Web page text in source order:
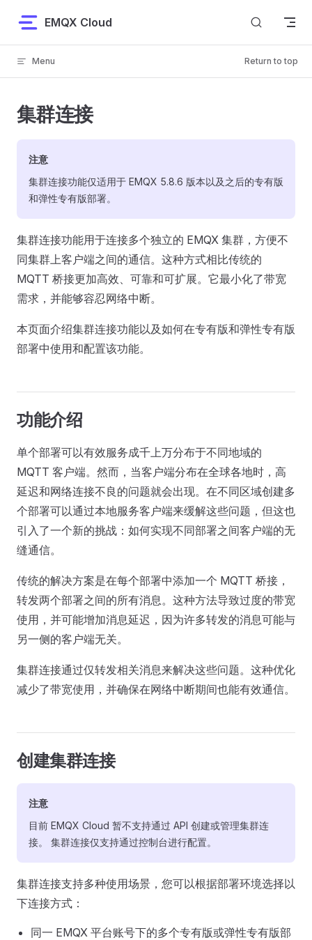
Skip to content
EMQX Cloud
Menu Return to top
集群连接
注意
集群连接功能仅适用于 EMQX 5.8.6 版本以及之后的专有版
和弹性专有版部署。
集群连接功能用于连接多个独立的 EMQX 集群，方便不
同集群上客户端之间的通信。这种方式相比传统的
MQTT 桥接更加高效、可靠和可扩展。它最小化了带宽
需求，并能够容忍网络中断。
本页面介绍集群连接功能以及如何在专有版和弹性专有版
部署中使用和配置该功能。
功能介绍
单个部署可以有效服务成千上万分布于不同地域的
MQTT 客户端。然而，当客户端分布在全球各地时，高
延迟和网络连接不良的问题就会出现。在不同区域创建多
个部署可以通过本地服务客户端来缓解这些问题，但这也
引入了一个新的挑战：如何实现不同部署之间客户端的无
缝通信。
传统的解决方案是在每个部署中添加一个 MQTT 桥接，
转发两个部署之间的所有消息。这种方法导致过度的带宽
使用，并可能增加消息延迟，因为许多转发的消息可能与
另一侧的客户端无关。
集群连接通过仅转发相关消息来解决这些问题。这种优化
减少了带宽使用，并确保在网络中断期间也能有效通信。
创建集群连接
注意
目前 EMQX Cloud 暂不支持通过 API 创建或管理集群连
接。 集群连接仅支持通过控制台进行配置。
集群连接支持多种使用场景，您可以根据部署环境选择以
下连接方式：
同一 EMQX 平台账号下的多个专有版或弹性专有版部